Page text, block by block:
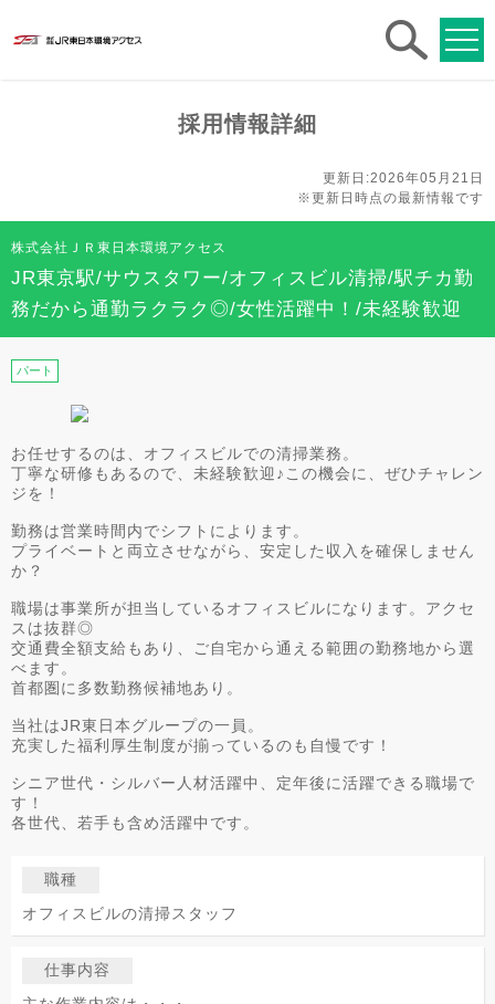
採用情報詳細
更新日:2026年05月21日
※更新日時点の最新情報です
株式会社ＪＲ東日本環境アクセス
JR東京駅/サウスタワー/オフィスビル清掃/駅チカ勤
務だから通勤ラクラク◎/女性活躍中！/未経験歓迎
パート
お任せするのは、オフィスビルでの清掃業務。
丁寧な研修もあるので、未経験歓迎♪この機会に、ぜひチャレン
ジを！
勤務は営業時間内でシフトによります。
プライベートと両立させながら、安定した収入を確保しません
か？
職場は事業所が担当しているオフィスビルになります。アクセ
スは抜群◎
交通費全額支給もあり、ご自宅から通える範囲の勤務地から選
べます。
首都圏に多数勤務候補地あり。
当社はJR東日本グループの一員。
充実した福利厚生制度が揃っているのも自慢です！
シニア世代・シルバー人材活躍中、定年後に活躍できる職場で
す！
各世代、若手も含め活躍中です。
職種
オフィスビルの清掃スタッフ
仕事内容